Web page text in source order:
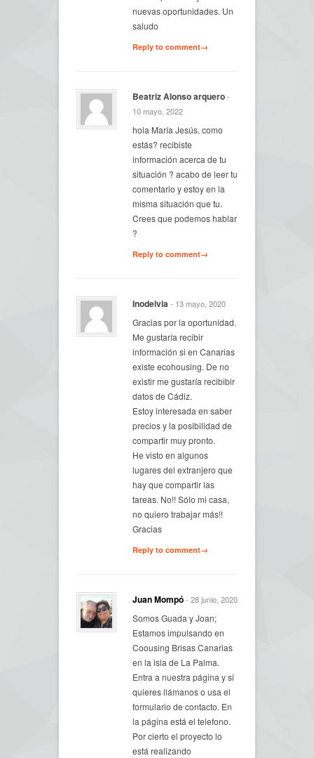
nuevas oportunidades. Un
saludo
Reply to comment→
Beatriz Alonso arquero-
10 mayo, 2022
hola María Jesús, como
estás? recibiste
información acerca de tu
situación ? acabo de leer tu
comentario y estoy en la
misma situación que tu.
Crees que podemos hablar
?
Reply to comment→
Inodelvia- 13 mayo, 2020
Gracias por la oportunidad.
Me gustaría recibir
información si en Canarias
existe ecohousing. De no
existir me gustaría recibibir
datos de Cádiz.
Estoy interesada en saber
precios y la posibilidad de
compartir muy pronto.
He visto en algunos
lugares del extranjero que
hay que compartir las
tareas. No!! Sólo mi casa,
no quiero trabajar más!!
Gracias
Reply to comment→
Juan Mompó- 28 junio, 2020
Somos Guada y Joan;
Estamos impulsando en
Coousing Brisas Canarias
en la isla de La Palma.
Entra a nuestra página y si
quieres llámanos o usa el
formulario de contacto. En
la página está el telefono.
Por cierto el proyecto lo
está realizando